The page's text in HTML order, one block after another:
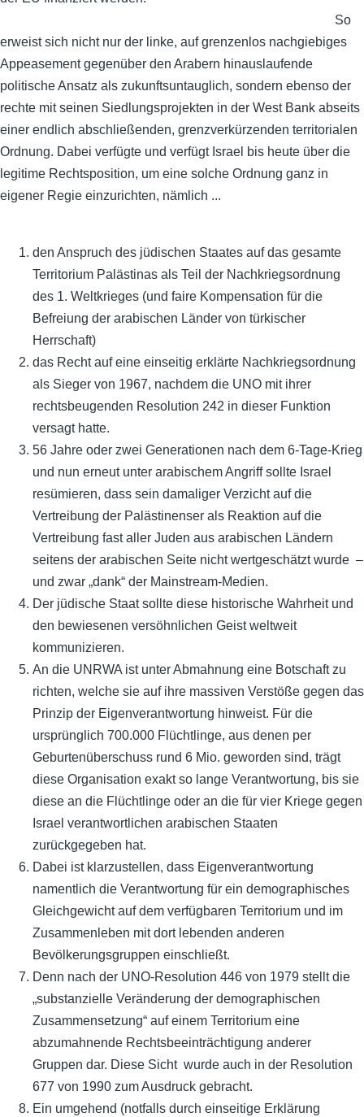
den Anspruch des jüdischen Staates auf das gesamte
Territorium Palästinas als Teil der Nachkriegsordnung
des 1. Weltkrieges (und faire Kompensation für die
Befreiung der arabischen Länder von türkischer
Herrschaft)
das Recht auf eine einseitig erklärte Nachkriegsordnung
als Sieger von 1967, nachdem die UNO mit ihrer
rechtsbeugenden Resolution 242 in dieser Funktion
versagt hatte.
56 Jahre oder zwei Generationen nach dem 6-Tage-Krieg
und nun erneut unter arabischem Angriff sollte Israel
resümieren, dass sein damaliger Verzicht auf die
Vertreibung der Palästinenser als Reaktion auf die
Vertreibung fast aller Juden aus arabischen Ländern
seitens der arabischen Seite nicht wertgeschätzt wurde –
und zwar „dank“ der Mainstream-Medien.
Der jüdische Staat sollte diese historische Wahrheit und
den bewiesenen versöhnlichen Geist weltweit
kommunizieren.
An die UNRWA ist unter Abmahnung eine Botschaft zu
richten, welche sie auf ihre massiven Verstöße gegen das
Prinzip der Eigenverantwortung hinweist. Für die
ursprünglich 700.000 Flüchtlinge, aus denen per
Geburtenüberschuss rund 6 Mio. geworden sind, trägt
diese Organisation exakt so lange Verantwortung, bis sie
diese an die Flüchtlinge oder an die für vier Kriege gegen
Israel verantwortlichen arabischen Staaten
zurückgegeben hat.
Dabei ist klarzustellen, dass Eigenverantwortung
namentlich die Verantwortung für ein demographisches
Gleichgewicht auf dem verfügbaren Territorium und im
Zusammenleben mit dort lebenden anderen
Bevölkerungsgruppen einschließt.
Denn nach der UNO-Resolution 446 von 1979 stellt die
„substanzielle Veränderung der demographischen
Zusammensetzung“ auf einem Territorium eine
abzumahnende Rechtsbeeinträchtigung anderer
Gruppen dar. Diese Sicht wurde auch in der Resolution
677 von 1990 zum Ausdruck gebracht.
Ein umgehend (notfalls durch einseitige Erklärung